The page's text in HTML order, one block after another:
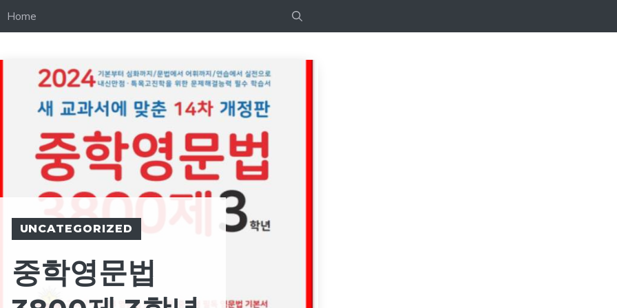
Home
UNCATEGORIZED
중학영문법